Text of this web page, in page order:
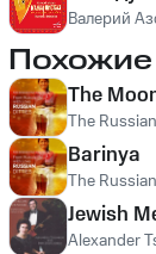
Валерий
Похожие
The
The
Barinya
The
Jewish
Alexander